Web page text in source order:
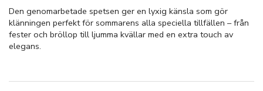
Den genomarbetade spetsen ger en lyxig känsla som gör
klänningen perfekt för sommarens alla speciella tillfällen – från
fester och bröllop till ljumma kvällar med en extra touch av
elegans.